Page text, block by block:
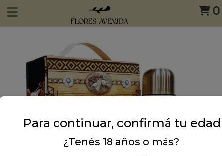
0
Para continuar, confirmá tu edad
¿Tenés 18 años o más?